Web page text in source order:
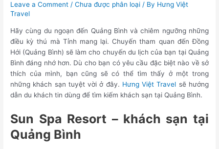
Leave a Comment /Chưa được phân loại / By Hưng Việt
Travel
Hãy cùng du ngoạn đến Quảng Bình và chiêm ngưỡng những
điều kỳ thú mà Tỉnh mang lại. Chuyến tham quan đến Đồng
Hới (Quảng Bình) sẽ làm cho chuyến du lịch của bạn tại Quảng
Bình đáng nhớ hơn. Dù cho bạn có yêu cầu đặc biệt nào về sở
thích của mình, bạn cũng sẽ có thể tìm thấy ở một trong
những khách sạn tuyệt vời ở đây. Hưng Việt Travel sẽ hướng
dẫn du khách tin dùng để tìm kiếm khách sạn tại Quảng Bình.
Sun Spa Resort – khách sạn tại
Quảng Bình